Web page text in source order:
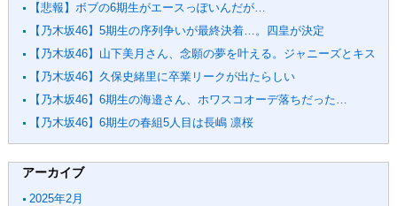
【悲報】ボブの6期生がエースっぽいんだが…
【乃木坂46】5期生の序列争いが最終決着…。四皇が決定
【乃木坂46】山下美月さん、念願の夢を叶える。ジャニーズとキス
【乃木坂46】久保史緒里に卒業リークが出たらしい
【乃木坂46】6期生の海邉さん、ホワスコオーデ落ちだった…
【乃木坂46】6期生の春組5人目は長嶋 凛桜
アーカイブ
2025年2月